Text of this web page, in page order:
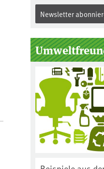
Newsletter